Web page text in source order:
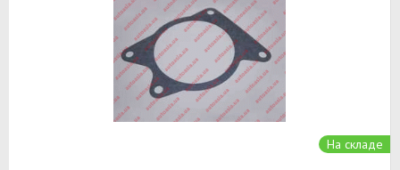
На складе